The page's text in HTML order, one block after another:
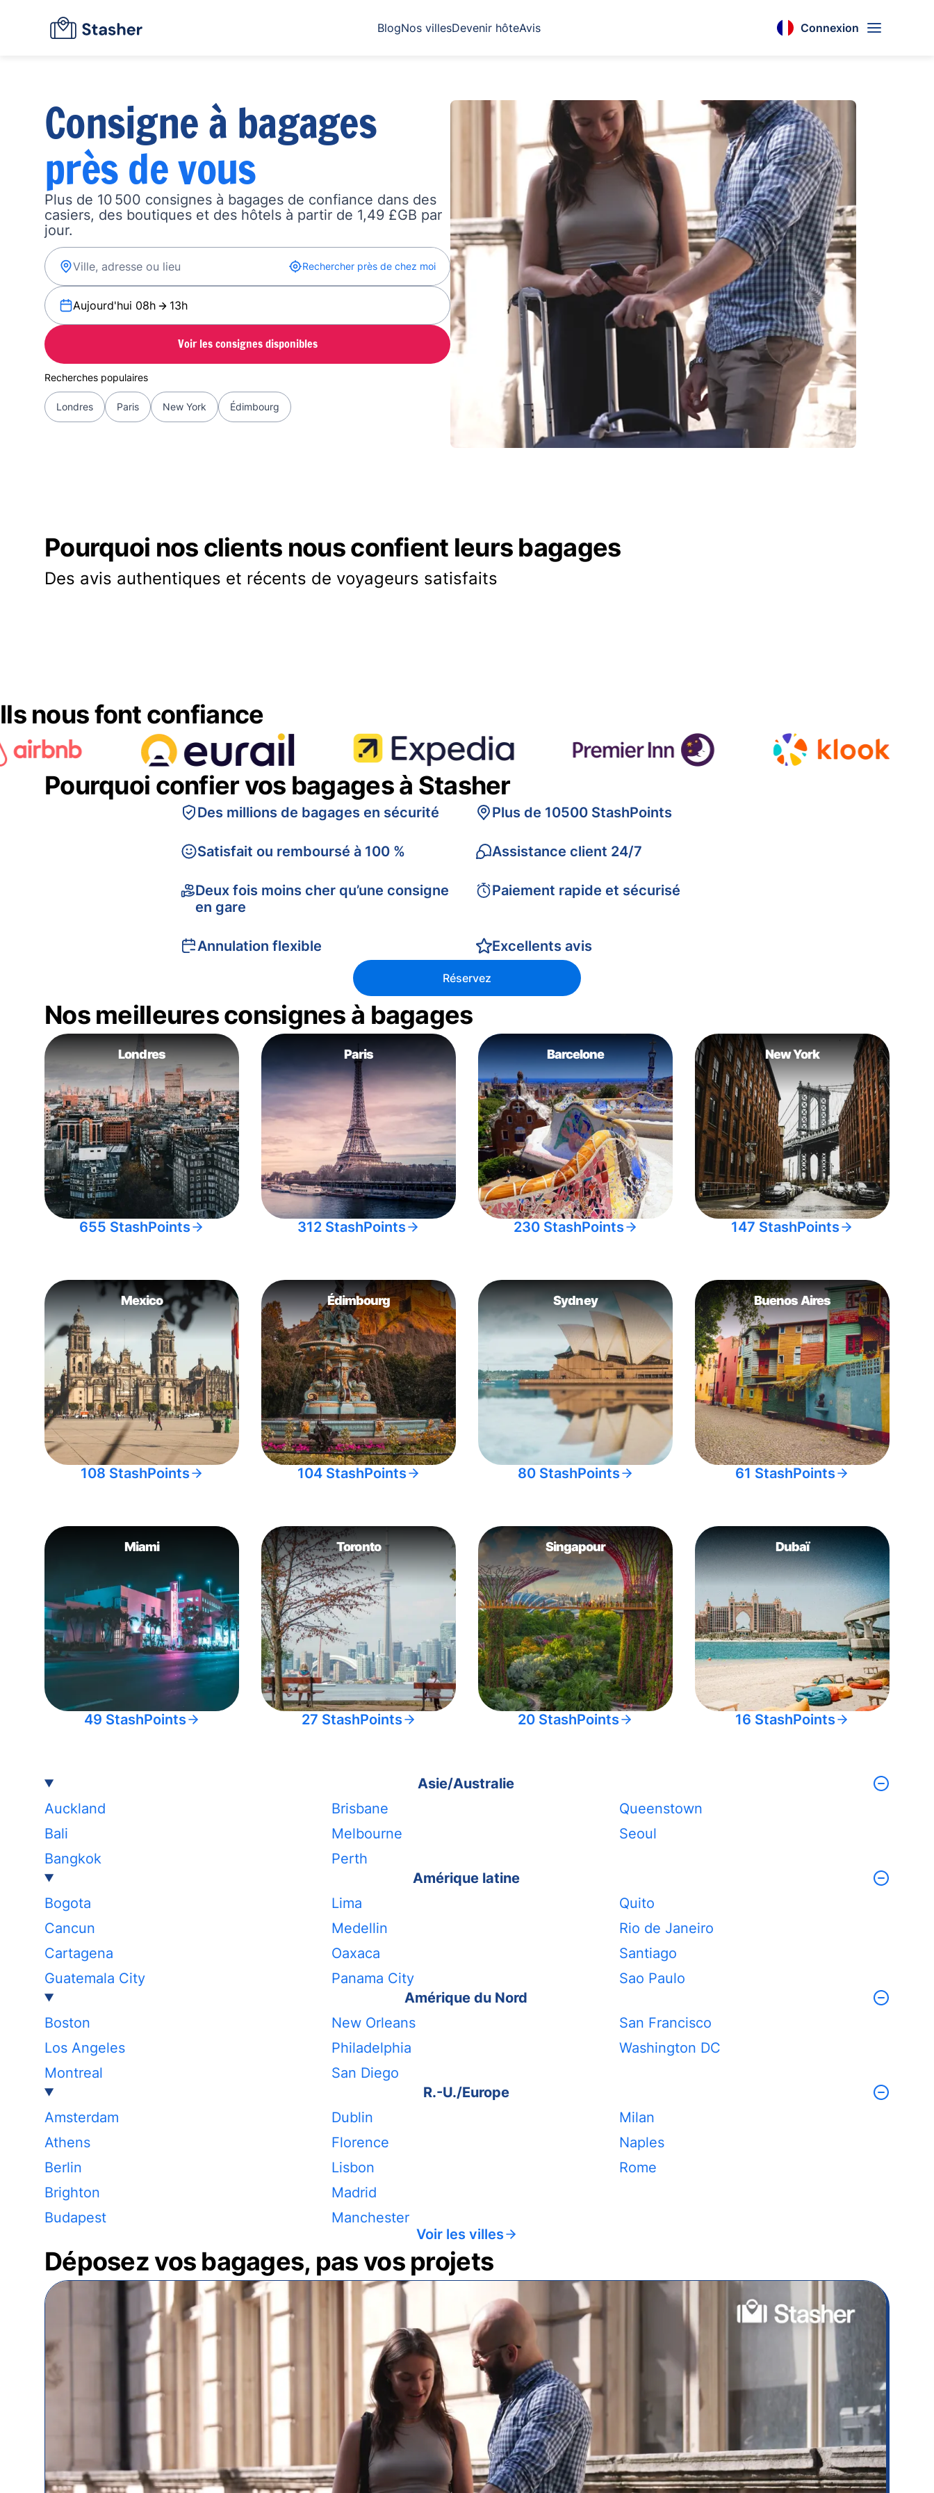
BlogNos villesDevenir hôteAvis Connexion
Consigne à bagages
près de vous
Plus de 10 500 consignes à bagages de confiance dans des
casiers, des boutiques et des hôtels à partir de 1,49 £GB par
jour.
Rechercher près de chez moi
Aujourd'hui 08h 13h
Voir les consignes disponibles
Recherches populaires
Londres Paris New York Édimbourg
Pourquoi nos clients nous confient leurs bagages
Des avis authentiques et récents de voyageurs satisfaits
Ils nous font confiance
Pourquoi confier vos bagages à Stasher
Des millions de bagages en sécurité
Satisfait ou remboursé à 100 %
Deux fois moins cher qu’une consigne
en gare
Annulation flexible
Plus de 10500 StashPoints
Assistance client 24/7
Paiement rapide et sécurisé
Excellents avis
Réservez
Nos meilleures consignes à bagages
Londres
655 StashPoints
Paris
312 StashPoints
Barcelone
230 StashPoints
New York
147 StashPoints
Mexico
108 StashPoints
Édimbourg
104 StashPoints
Sydney
80 StashPoints
Buenos Aires
61 StashPoints
Miami
49 StashPoints
Toronto
27 StashPoints
Singapour
20 StashPoints
Dubaï
16 StashPoints
Asie/Australie
Auckland
Bali
Bangkok
Brisbane
Melbourne
Perth
Queenstown
Seoul
Amérique latine
Bogota
Cancun
Cartagena
Guatemala City
Lima
Medellin
Oaxaca
Panama City
Quito
Rio de Janeiro
Santiago
Sao Paulo
Amérique du Nord
Boston
Los Angeles
Montreal
New Orleans
Philadelphia
San Diego
San Francisco
Washington DC
R.-U./Europe
Amsterdam
Athens
Berlin
Brighton
Budapest
Dublin
Florence
Lisbon
Madrid
Manchester
Milan
Naples
Rome
Voir les villes
Déposez vos bagages, pas vos projets